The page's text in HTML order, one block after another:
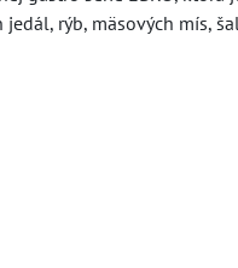
rýb, mäsových mís,